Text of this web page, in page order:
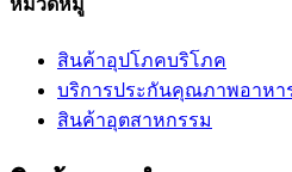
หมวดหมู่
สินค้าอุปโภคบริโภค
บริการประกันคุณภาพอาหา
สินค้าอุตสาหกรรม